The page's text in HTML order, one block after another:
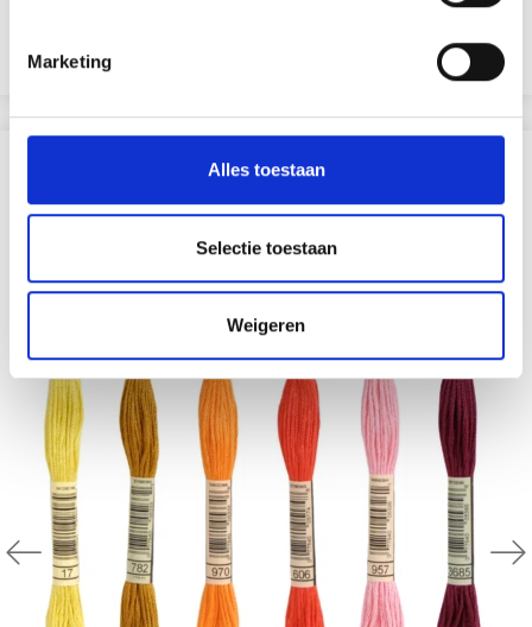
Marketing
Alles toestaan
Selectie toestaan
Weigeren
Bekijk alle opties
ANDEREN KOCHTEN OOK